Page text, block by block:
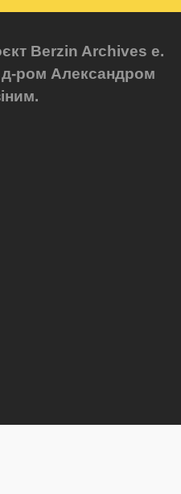
Berzin Archives e.
д-ром Александром